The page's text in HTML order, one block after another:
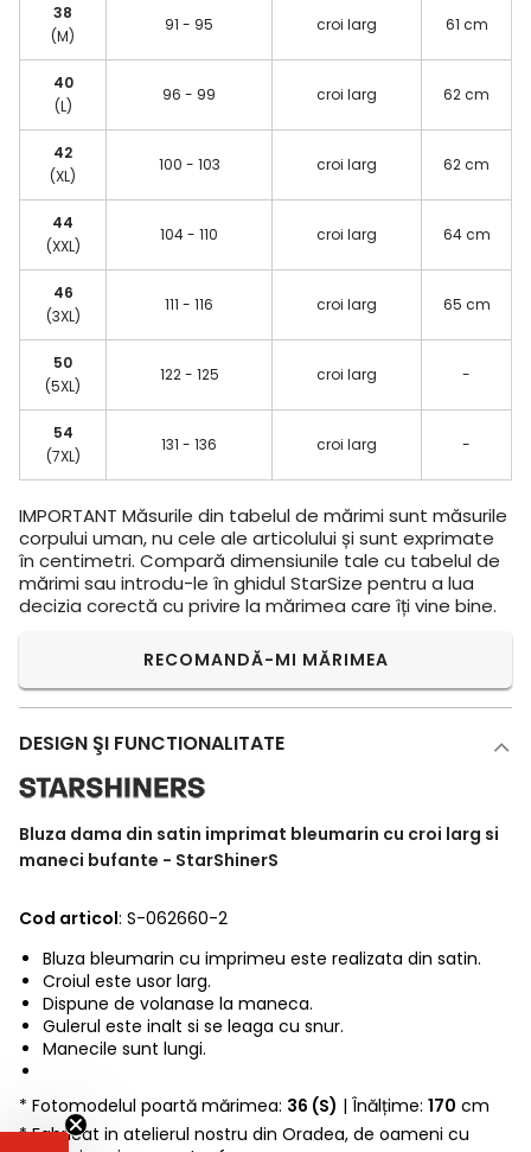
38
(M)
91 - 95 croi larg 61 cm
40
(L)
96 - 99 croi larg 62 cm
42
(XL)
100 - 103 croi larg 62 cm
44
(XXL)
104 - 110 croi larg 64 cm
46
(3XL)
111 - 116 croi larg 65 cm
50
(5XL)
122 - 125 croi larg -
54
(7XL)
131 - 136 croi larg -
IMPORTANT Măsurile din tabelul de mărimi sunt măsurile
corpului uman, nu cele ale articolului și sunt exprimate
în centimetri. Compară dimensiunile tale cu tabelul de
mărimi sau introdu-le în ghidul StarSize pentru a lua
decizia corectă cu privire la mărimea care îți vine bine.
RECOMANDĂ-MI MĂRIMEA
DESIGN ŞI FUNCTIONALITATE
Bluza dama din satin imprimat bleumarin cu croi larg si
maneci bufante - StarShinerS
Cod articol: S-062660-2
Bluza bleumarin cu imprimeu este realizata din satin.
Croiul este usor larg.
Dispune de volanase la maneca.
Gulerul este inalt si se leaga cu snur.
Manecile sunt lungi.
* Fotomodelul poartă mărimea: 36 (S) | Înălțime: 170 cm
* Fabricat in atelierul nostru din Oradea, de oameni cu